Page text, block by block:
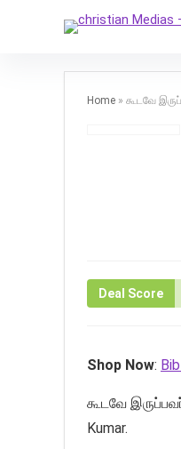
Home » கூடவே
Deal Score
Shop Now:
கூடவே
Kumar.